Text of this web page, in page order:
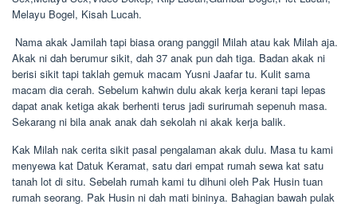
Melayu Bogel, Kisah Lucah.
Nama akak Jamilah tapi biasa orang panggil Milah atau kak Milah aja.
Akak ni dah berumur sikit, dah 37 anak pun dah tiga. Badan akak ni
berisi sikit tapi taklah gemuk macam Yusni Jaafar tu. Kulit sama
macam dia cerah. Sebelum kahwin dulu akak kerja kerani tapi lepas
dapat anak ketiga akak berhenti terus jadi surirumah sepenuh masa.
Sekarang ni bila anak anak dah sekolah ni akak kerja balik.
Kak Milah nak cerita sikit pasal pengalaman akak dulu. Masa tu kami
menyewa kat Datuk Keramat, satu dari empat rumah sewa kat satu
tanah lot di situ. Sebelah rumah kami tu dihuni oleh Pak Husin tuan
rumah seorang. Pak Husin ni dah mati bininya. Bahagian bawah pulak